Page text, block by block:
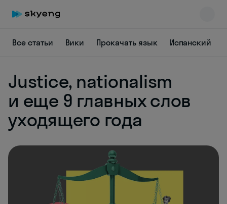
Все статьи Вики Прокачать язык Испанский
Justice, nationalism
и еще 9 главных слов
уходящего года
Skyeng Chat
online